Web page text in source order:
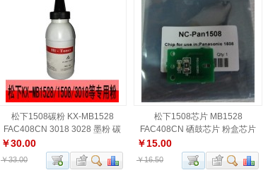
松下1508碳粉 KX-MB1528
FAC408CN 3018 3028 墨粉 碳
￥30.00
￥33.00
松下1508芯片 MB1528
FAC408CN 硒鼓芯片 粉盒芯片
￥15.00
￥16.50